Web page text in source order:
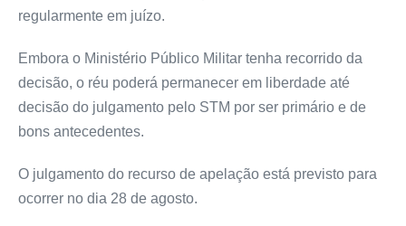
regularmente em juízo.
Embora o Ministério Público Militar tenha recorrido da
decisão, o réu poderá permanecer em liberdade até
decisão do julgamento pelo STM por ser primário e de
bons antecedentes.
O julgamento do recurso de apelação está previsto para
ocorrer no dia 28 de agosto.